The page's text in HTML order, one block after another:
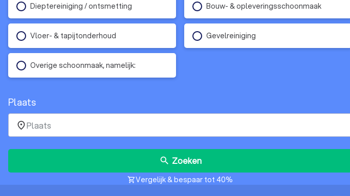
Dieptereiniging / ontsmetting Bouw- & opleveringsschoonmaak
Vloer- & tapijtonderhoud Gevelreiniging
Overige schoonmaak, namelijk:
Plaats
place
search Zoeken
shopping_cartVergelijk & bespaar tot 40%